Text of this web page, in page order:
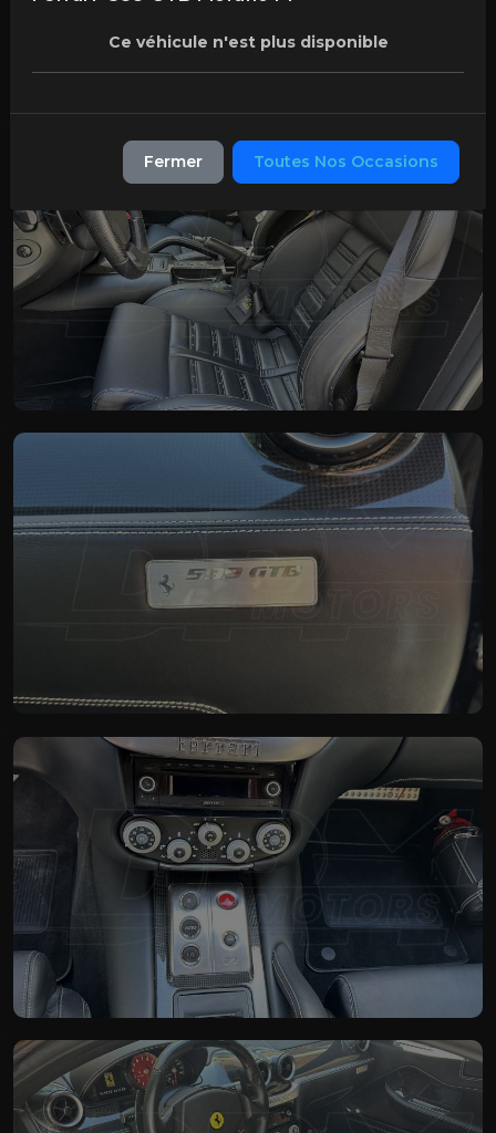
Ce véhicule n'est plus disponible
Fermer Toutes Nos Occasions